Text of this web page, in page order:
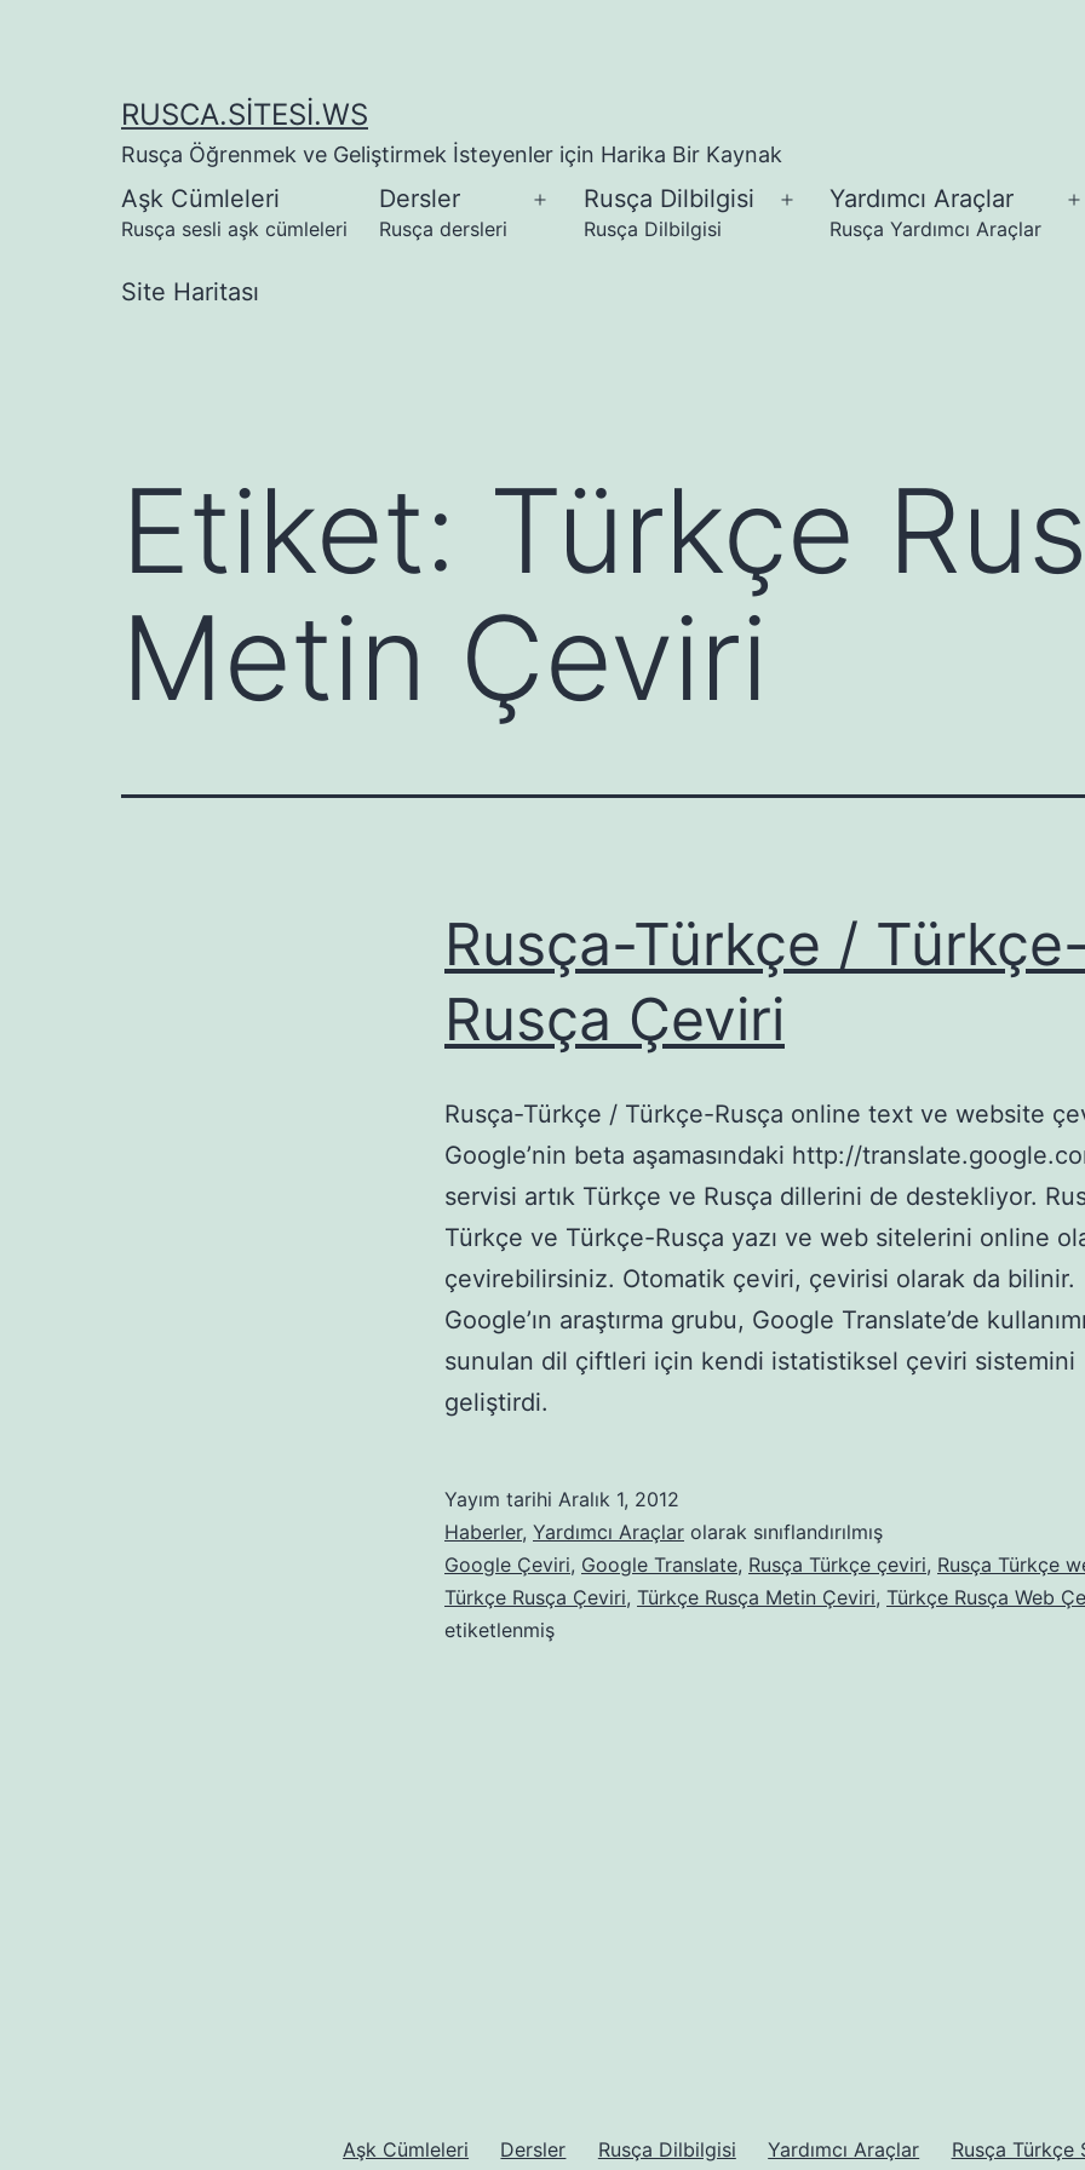
RUSCA.SITESI.WS
Rusça Öğrenmek ve Geliştirmek İsteyenler için Harika Bir Kaynak
Aşk Cümleleri
Rusça sesli aşk cümleleri
Dersler
Rusça dersleri
Menüyü
Rusça Dilbilgisi
Rusça Dilbilgisi
Menüyü
Yardımcı Araçlar
Rusça Yardımcı Araçlar
Site Haritası
Etiket: Türkçe
Metin Çeviri
Rusça-Türkçe /
Rusça Çeviri
Rusça-Türkçe / Türkçe-Rusça online text ve website
Google’nin beta aşamasındaki http://
servisi artık Türkçe ve Rusça dillerini de destekliyor.
Türkçe ve Türkçe-Rusça yazı ve web sitelerini online
çevirebilirsiniz. Otomatik çeviri, çevirisi olarak da bilinir.
Google’ın araştırma grubu, Google Translate’de
sunulan dil çiftleri için kendi istatistiksel çeviri sistemini
geliştirdi.
Yayım tarihi Aralık 1, 2012
Haberler, Yardımcı Araçlar olarak sınıflandırılmış
Google Çeviri, Google Translate, Rusça Türkçe çeviri, Rusça Türkçe
Türkçe Rusça Çeviri, Türkçe Rusça Metin Çeviri, Türkçe Rusça Web
etiketlenmiş
Aşk Cümleleri Dersler Rusça Dilbilgisi Yardımcı Araçlar Rusça Türkçe